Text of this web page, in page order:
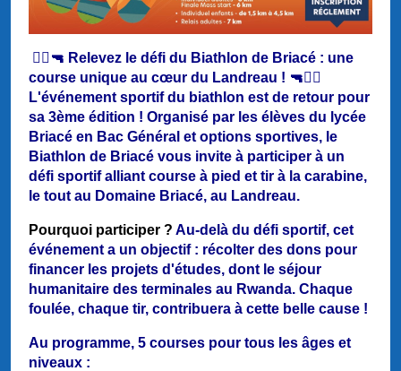
🏃‍♂️🔫 Relevez le défi du Biathlon de Briacé : une
course unique au cœur du Landreau ! 🔫🏃‍♀️
L'événement sportif du biathlon est de retour pour
sa 3ème édition ! Organisé par les élèves du lycée
Briacé en Bac Général et options sportives, le
Biathlon de Briacé vous invite à participer à un
défi sportif alliant course à pied et tir à la carabine,
le tout au Domaine Briacé, au Landreau.
Pourquoi participer ? Au-delà du défi sportif, cet
événement a un objectif : récolter des dons pour
financer les projets d'études, dont le séjour
humanitaire des terminales au Rwanda. Chaque
foulée, chaque tir, contribuera à cette belle cause !
Au programme, 5 courses pour tous les âges et
niveaux :